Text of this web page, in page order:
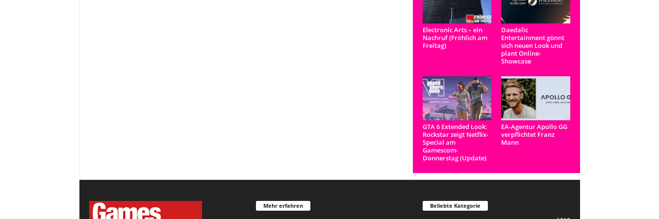
Electronic Arts – ein
Nachruf (Fröhlich am
Freitag)
Daedalic
Entertainment gönnt
sich neuen Look und
plant Online-
Showcase
GTA 6 Extended Look:
Rockstar zeigt Netflix-
Special am
Gamescom-
Donnerstag (Update)
EA-Agentur Apollo GG
verpflichtet Franz
Mann
Mehr erfahren Beliebte Kategorie